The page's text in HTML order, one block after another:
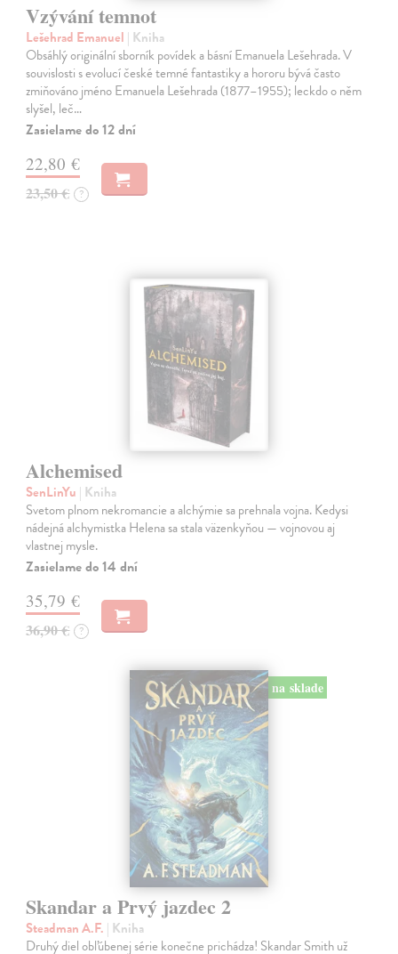
Vzývání temnot
Lešehrad Emanuel | Kniha
Obsáhlý originální sborník povídek a básní Emanuela Lešehrada. V
souvislosti s evolucí české temné fantastiky a hororu bývá často
zmiňováno jméno Emanuela Lešehrada (1877–1955); leckdo o něm
slyšel, leč…
Zasielame do 12 dní
22,80 €
23,50 € ?
Alchemised
SenLinYu | Kniha
Svetom plnom nekromancie a alchýmie sa prehnala vojna. Kedysi
nádejná alchymistka Helena sa stala väzenkyňou — vojnovou aj
vlastnej mysle.
Zasielame do 14 dní
35,79 €
36,90 € ?
na sklade
Skandar a Prvý jazdec 2
Steadman A.F. | Kniha
Druhý diel obľúbenej série konečne prichádza! Skandar Smith už